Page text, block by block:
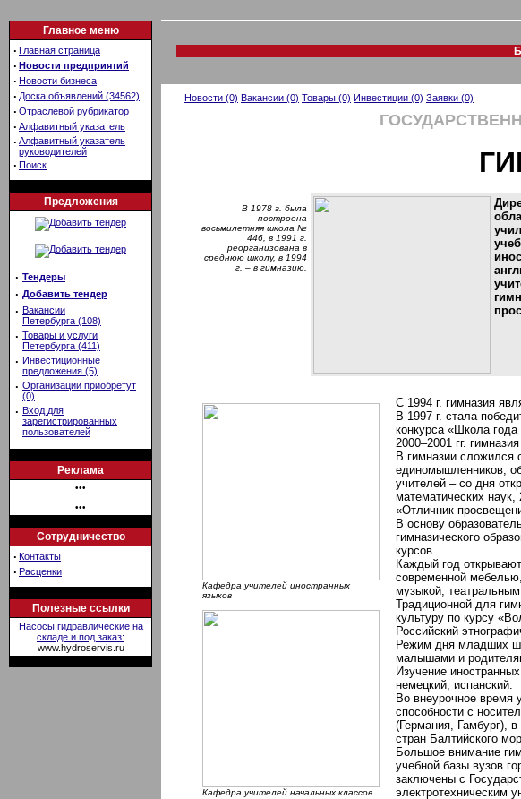
Главное меню
· Главная страница
· Новости предприятий
· Новости бизнеса
· Доска объявлений (34562)
· Отраслевой рубрикатор
· Алфавитный указатель
· Алфавитный указатель
руководителей
· Поиск
Предложения
· Тендеры
· Добавить тендер
· Вакансии
Петербурга (108)
· Товары и услуги
Петербурга (411)
· Инвестиционные
предложения (5)
· Организации приобретут
(0)
· Вход для
зарегистрированных
пользователей
Реклама
•••
•••
Сотрудничество
· Контакты
· Расценки
Полезные ссылки
Насосы гидравлические на
складе и под заказ:
www.hydroservis.ru
Новости (0) Вакансии (0) Товары (0) Инвестиции (0) Заявки (0)
В 1978 г. была
построена
восьмилетняя школа №
446, в 1991 г.
реорганизована в
среднюю школу, в 1994
г. – в гимназию.
Кафедра учителей иностранных
языков
Кафедра учителей начальных классов
С 1994 г. гимназия
В 1997 г. стала
конкурса «Школа
2000–2001 гг.
В гимназии сложился
единомышленников,
учителей – со дня
математических
«Отличник
В основу
гимназического
курсов.
Каждый год
современной
музыкой,
Традиционной для
культуру по курсу
Российский
Режим дня младших
малышами и
Изучение
немецкий, испанский.
Во внеурочное время
способности с
(Германия, Гамбург),
стран Балтийского
Большое внимание
учебной базы вузов
заключены с
электротехническим